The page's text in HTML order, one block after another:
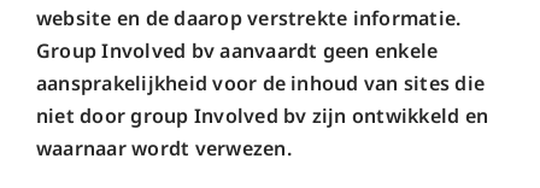
website en de daarop verstrekte informatie.
Group Involved bv aanvaardt geen enkele
aansprakelijkheid voor de inhoud van sites die
niet door group Involved bv zijn ontwikkeld en
waarnaar wordt verwezen.